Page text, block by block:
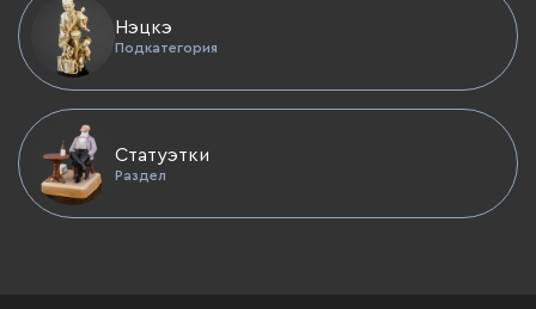
Нэцкэ
Подкатегория
Статуэтки
Раздел